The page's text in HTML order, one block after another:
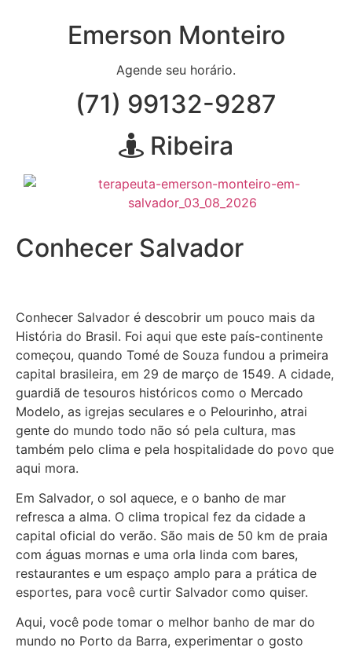
Emerson Monteiro
Agende seu horário.
(71) 99132-9287
Ribeira
Conhecer Salvador
Conhecer Salvador é descobrir um pouco mais da
História do Brasil. Foi aqui que este país-continente
começou, quando Tomé de Souza fundou a primeira
capital brasileira, em 29 de março de 1549. A cidade,
guardiã de tesouros históricos como o Mercado
Modelo, as igrejas seculares e o Pelourinho, atrai
gente do mundo todo não só pela cultura, mas
também pelo clima e pela hospitalidade do povo que
aqui mora.
Em Salvador, o sol aquece, e o banho de mar
refresca a alma. O clima tropical fez da cidade a
capital oficial do verão. São mais de 50 km de praia
com águas mornas e uma orla linda com bares,
restaurantes e um espaço amplo para a prática de
esportes, para você curtir Salvador como quiser.
Aqui, você pode tomar o melhor banho de mar do
mundo no Porto da Barra, experimentar o gosto